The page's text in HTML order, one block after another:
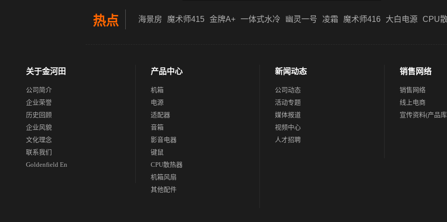
热点 海景房 魔术师415 金牌A+ 一体式水冷 幽灵一号 凌霜 魔术师416 大白电源 CPU
关于金河田
公司简介
企业荣誉
历史回顾
企业风貌
文化理念
联系我们
Goldenfield En
产品中心
机箱
电源
适配器
音箱
影音电器
键鼠
CPU散热器
机箱风扇
其他配件
新闻动态
公司动态
活动专题
媒体报道
视频中心
人才招聘
销售网络
销售网络
线上电商
宣传资料(产品